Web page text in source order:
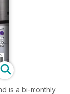
is a bi-monthly